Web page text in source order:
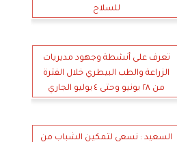
للسلاح
تعرف على أنشطة وجهود مديريات
الزراعة والطب البيطري خلال الفترة
من ٢٨ يونيو وحتى ٤ يوليو الجاري
السعيد : نسعي لتمكين الشباب من